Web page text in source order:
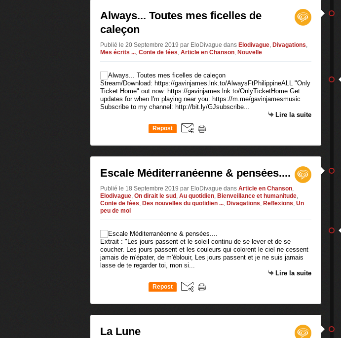
Always... Toutes mes ficelles de
caleçon
Publié le 20 Septembre 2019 par EloDivague dans Elodivague, Divagations,
Mes écrits ..., Conte de fées, Article en Chanson, Nouvelle
Stream/Download: https://gavinjames.lnk.to/AlwaysFtPhilippineALL "Only
Ticket Home" out now: https://gavinjames.lnk.to/OnlyTicketHome Get
updates for when I'm playing near you: https://m.me/gavinjamesmusic
Subscribe to my channel: http://bit.ly/GJsubscribe...
Lire la suite
Repost
Escale Méditerranéenne & pensées....
Publié le 18 Septembre 2019 par EloDivague dans Article en Chanson,
Elodivague, On dirait le sud , Au quotidien, Bienveillance et humanitude,
Conte de fées, Des nouvelles du quotidien ..., Divagations, Reflexions, Un
peu de moi
Extrait : "Les jours passent et le soleil continu de se lever et de se
coucher. Les jours passent et les couleurs qui colorent le ciel ne cessent
jamais de m'épater, de m'éblouir, Les jours passent et je ne suis jamais
lasse de te regarder toi, mon si...
Lire la suite
Repost
La Lune